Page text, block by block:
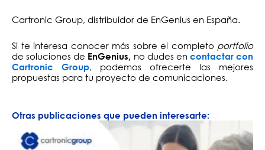
Cartronic Group, distribuidor de EnGenius en España.
Si te interesa conocer más sobre el completo portfolio
de soluciones de EnGenius, no dudes en contactar con
Cartronic Group, podemos ofrecerte las mejores
propuestas para tu proyecto de comunicaciones.
Otras publicaciones que pueden interesarte: